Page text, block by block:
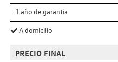
1 año de garantía
A domicilio
PRECIO FINAL